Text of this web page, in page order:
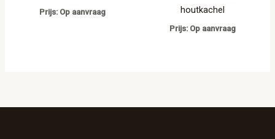
Prijs: Op aanvraag
houtkachel
Prijs: Op aanvraag